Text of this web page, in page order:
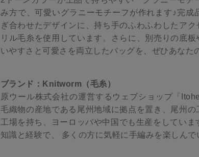
み方で、可愛いグラニーモチーフが作れます♪完
ぎ合わせたデザインに、持ち手のふわふわしたア
リル毛糸を使用しています。さらに、別売りの底
いやすさと可愛さを両立したバッグを、ぜひあなた
ブランド：Knitworm（毛糸）
原ウール株式会社の運営するウェブショップ「
毛織物の産地である尾州地域に拠点を置き、尾州
工場を持ち、ヨーロッパや中国でも生産をしてい
知識と経験で、 多くの方に気軽に手編みを楽しん